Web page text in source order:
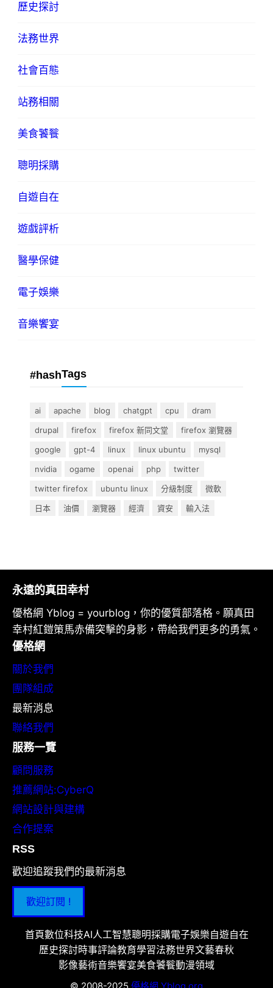
歷史探討
法務世界
社會百態
站務相關
美食饕餮
聰明採購
自遊自在
遊戲評析
醫學保健
電子娛樂
音樂饗宴
#hashTags
ai apache blog chatgpt cpu
dram
drupal
firefox firefox 新同文堂
firefox 瀏覽器
google
gpt-4 linux linux ubuntu
mysql
nvidia
ogame openai php
twitter
twitter firefox
ubuntu linux 分級制度
微軟
日本
油價 瀏覽器 經濟 資安 輸入法
永遠的真田幸村
優格網 Yblog = yourblog，你的優質部落格。願真田
幸村紅鎧策馬赤備突擊的身影，帶給我們更多的勇氣。
優格網
關於我們
團隊組成
最新消息
聯絡我們
服務一覽
顧問服務
推薦網站:CyberQ
網站設計與建構
合作提案
RSS
歡迎追蹤我們的最新消息
歡迎訂閱 !
首頁數位科技AI人工智慧聰明採購電子娛樂自遊自在
歷史探討時事評論教育學習法務世界文藝春秋
影像藝術音樂饗宴美食饕餮動漫領域
© 2008-2025 優格網 Yblog.org